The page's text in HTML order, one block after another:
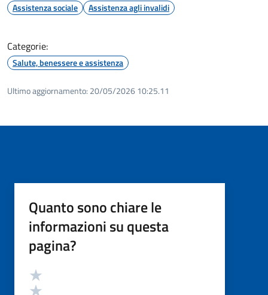
Assistenza sociale Assistenza agli invalidi
Categorie:
Salute, benessere e assistenza
Ultimo aggiornamento: 20/05/2026 10:25.11
Quanto sono chiare le
informazioni su questa
pagina?
Valutazione